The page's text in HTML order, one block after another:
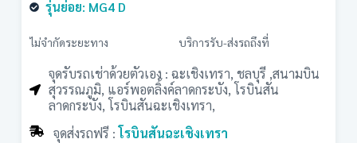
รุ่นย่อย: MG4 D
ไม่จำกัดระยะทาง บริการรับ-ส่งรถถึงที่
จุดรับรถเช่าด้วยตัวเอง : ฉะเชิงเทรา, ชลบุรี ,สนามบิน
สุวรรณภูมิ, แอร์พอตลิ้งค์ลาดกระบัง, โรบินสัน
ลาดกระบัง, โรบินสันฉะเชิงเทรา,
จุดส่งรถฟรี :โรบินสันฉะเชิงเทรา